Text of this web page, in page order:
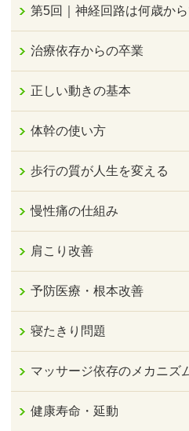
第5回｜神経回路は何歳か
治療依存からの卒業
正しい動きの基本
体幹の使い方
歩行の質が人生を変える
慢性痛の仕組み
肩こり改善
予防医療・根本改善
寝たきり問題
マッサージ依存のメカニズ
健康寿命・延動